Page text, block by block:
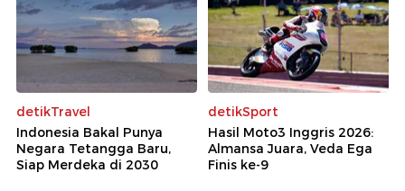
detikTravel
Indonesia Bakal Punya
Negara Tetangga Baru,
Siap Merdeka di 2030
detikSport
Hasil Moto3 Inggris 2026:
Almansa Juara, Veda Ega
Finis ke-9